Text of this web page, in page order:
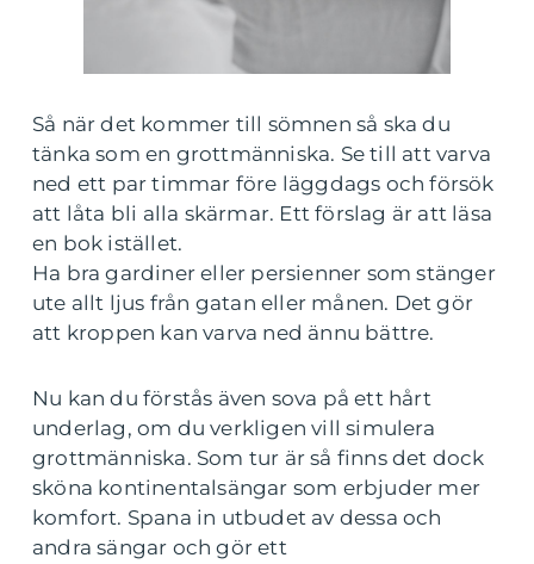
Så när det kommer till sömnen så ska du
tänka som en grottmänniska. Se till att varva
ned ett par timmar före läggdags och försök
att låta bli alla skärmar. Ett förslag är att läsa
en bok istället.
Ha bra gardiner eller persienner som stänger
ute allt ljus från gatan eller månen. Det gör
att kroppen kan varva ned ännu bättre.
Nu kan du förstås även sova på ett hårt
underlag, om du verkligen vill simulera
grottmänniska. Som tur är så finns det dock
sköna kontinentalsängar som erbjuder mer
komfort. Spana in utbudet av dessa och
andra sängar och gör ett